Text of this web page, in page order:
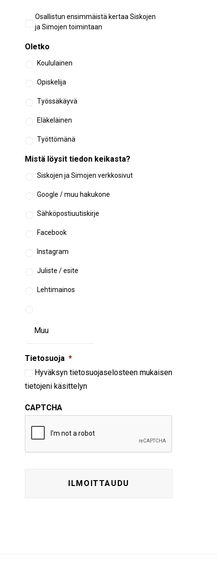
Aiempi
osallistuminen
Osallistun ensimmäistä kertaa Siskojen
ja Simojen toimintaan
Oletko
Koululainen
Opiskelija
Työssäkäyvä
Eläkeläinen
Työttömänä
Mistä löysit tiedon keikasta?
Siskojen ja Simojen verkkosivut
Google / muu hakukone
Sähköpostiuutiskirje
Facebook
Instagram
Juliste / esite
Lehtimainos
Tietosuoja *
Hyväksyn tietosuojaselosteen mukaisen
tietojeni käsittelyn
CAPTCHA